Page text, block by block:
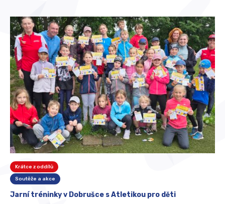
Krátce z oddílů
Soutěže a akce
Jarní tréninky v Dobrušce s Atletikou pro děti